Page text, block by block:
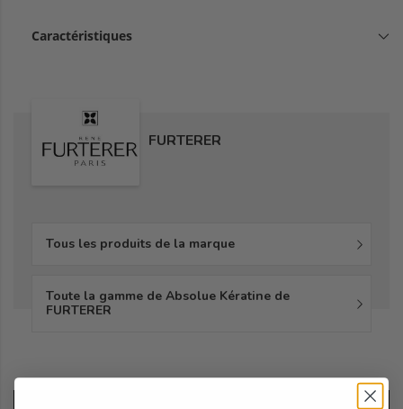
Caractéristiques
FURTERER
Tous les produits de la marque
Toute la gamme de Absolue Kératine de
FURTERER